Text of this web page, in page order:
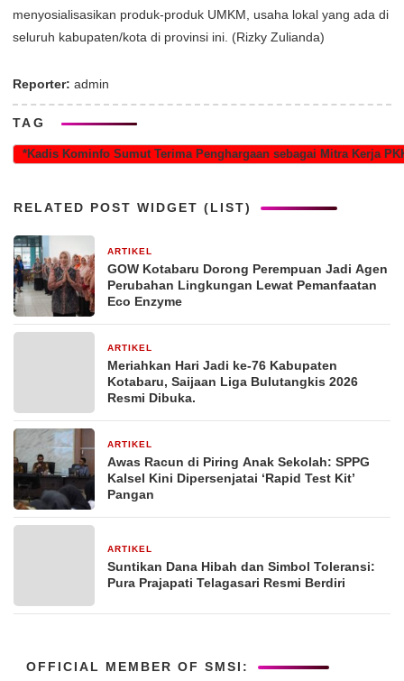
menyosialisasikan produk-produk UMKM, usaha lokal yang ada di
seluruh kabupaten/kota di provinsi ini. (Rizky Zulianda)
Reporter: admin
TAG
*Kadis Kominfo Sumut Terima Penghargaan sebagai Mitra Kerja
RELATED POST WIDGET (LIST)
ARTIKEL
GOW Kotabaru Dorong Perempuan Jadi Agen
Perubahan Lingkungan Lewat Pemanfaatan
Eco Enzyme
ARTIKEL
Meriahkan Hari Jadi ke-76 Kabupaten
Kotabaru, Saijaan Liga Bulutangkis 2026
Resmi Dibuka.
ARTIKEL
Awas Racun di Piring Anak Sekolah: SPPG
Kalsel Kini Dipersenjatai ‘Rapid Test Kit’
Pangan
ARTIKEL
Suntikan Dana Hibah dan Simbol Toleransi:
Pura Prajapati Telagasari Resmi Berdiri
OFFICIAL MEMBER OF SMSI: